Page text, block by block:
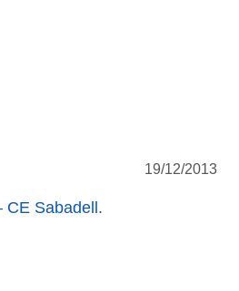
19/12/2013
CE Sabadell.